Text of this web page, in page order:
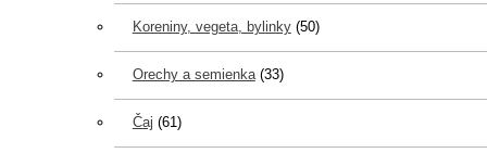
Koreniny, vegeta, bylinky (50)
Orechy a semienka (33)
Čaj (61)